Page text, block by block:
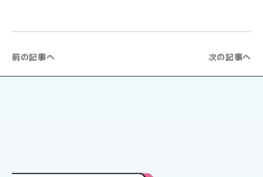
前の記事へ 次の記事へ